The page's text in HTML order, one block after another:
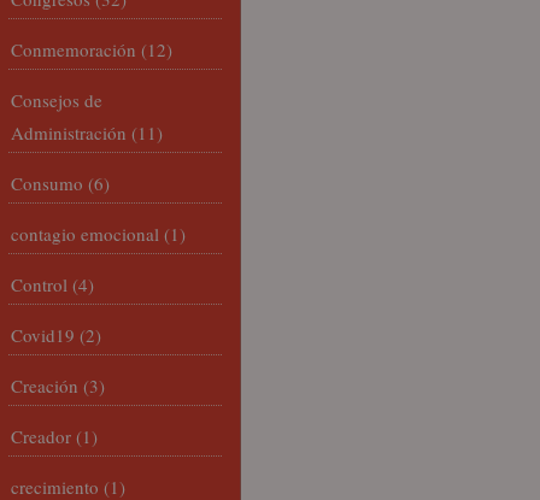
Conmemoración (12)
Consejos de
Administración (11)
Consumo (6)
contagio emocional (1)
Control (4)
Covid19 (2)
Creación (3)
Creador (1)
crecimiento (1)